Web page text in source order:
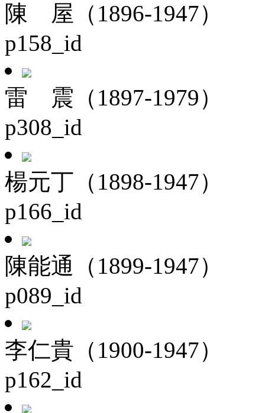
陳 屋（1896-1947）
p158_id
雷 震（1897-1979）
p308_id
楊元丁（1898-1947）
p166_id
陳能通（1899-1947）
p089_id
李仁貴（1900-1947）
p162_id